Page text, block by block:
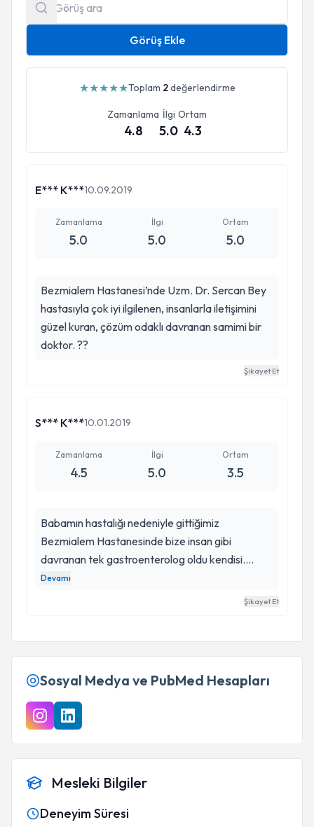
Görüş Ekle
★★★★★Toplam 2değerlendirme
Zamanlama
4.8
İlgi
5.0
Ortam
4.3
E*** K***10.09.2019
Zamanlama
5.0
İlgi
5.0
Ortam
5.0
Bezmialem Hastanesi’nde Uzm. Dr. Sercan Bey
hastasıyla çok iyi ilgilenen, insanlarla iletişimini
güzel kuran, çözüm odaklı davranan samimi bir
doktor. ??
Şikayet Et
S*** K***10.01.2019
Zamanlama
4.5
İlgi
5.0
Ortam
3.5
Babamın hastalığı nedeniyle gittiğimiz
Bezmialem Hastanesinde bize insan gibi
davranan tek gastroenterolog oldu kendisi.
Umarım zaman, hocası Hakan Bey'den daha
Devamı
Şikayet Et
Sosyal Medya ve PubMed Hesapları
Mesleki Bilgiler
Deneyim Süresi